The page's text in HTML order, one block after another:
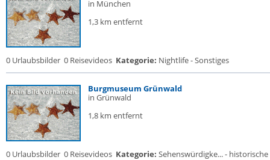
in München
1,3 km entfernt
0 Urlaubsbilder 0 Reisevideos Kategorie: Nightlife - Sonstiges
Burgmuseum Grünwald
in Grünwald
1,8 km entfernt
0 Urlaubsbilder 0 Reisevideos Kategorie: Sehenswürdigke... - historische